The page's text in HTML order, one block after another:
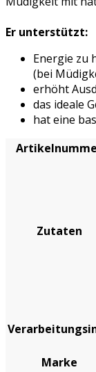
Er unterstützt:
Energie zu
(bei
erhöht
das ideale
hat eine
Zutaten
Marke